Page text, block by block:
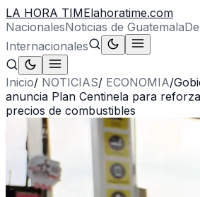
LA HORA TIMElahoratime.com
NacionalesNoticias de Guatemala
Internacionales
Inicio/ NOTICIAS/ ECONOMIA/
anuncia Plan Centinela para
precios de combustibles